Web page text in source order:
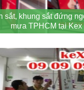
sắt, khung sắt đứng
mưa TPHCM tại Kex